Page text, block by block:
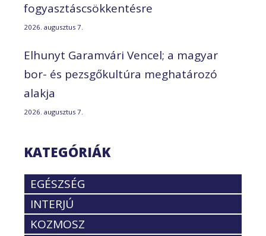
fogyasztáscsökkentésre
2026. augusztus 7.
Elhunyt Garamvári Vencel; a magyar
bor- és pezsgőkultúra meghatározó
alakja
2026. augusztus 7.
KATEGÓRIÁK
EGÉSZSÉG
INTERJÚ
KOZMOSZ